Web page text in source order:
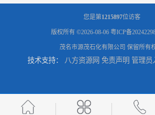
您是第1215897位访客
版权所有 ©2026-08-06 粤ICP备
茂名市源茂石化有限公司 保留所有
技术支持： 八方资源网 免责声明 管理员